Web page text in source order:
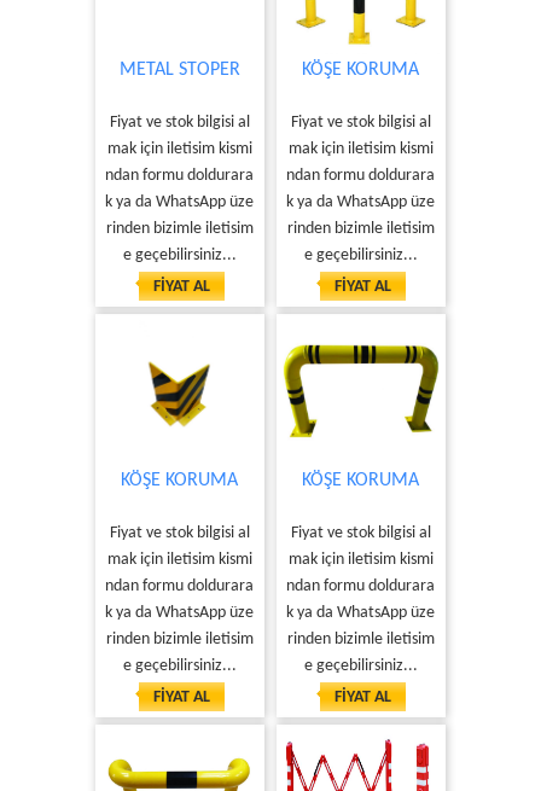
METAL STOPER
Fiyat ve stok bilgisi al
mak için iletisim kismi
ndan formu doldurara
k ya da WhatsApp üze
rinden bizimle iletisim
e geçebilirsiniz...
FİYAT AL
KÖŞE KORUMA
Fiyat ve stok bilgisi al
mak için iletisim kismi
ndan formu doldurara
k ya da WhatsApp üze
rinden bizimle iletisim
e geçebilirsiniz...
FİYAT AL
KÖŞE KORUMA
Fiyat ve stok bilgisi al
mak için iletisim kismi
ndan formu doldurara
k ya da WhatsApp üze
rinden bizimle iletisim
e geçebilirsiniz...
FİYAT AL
KÖŞE KORUMA
Fiyat ve stok bilgisi al
mak için iletisim kismi
ndan formu doldurara
k ya da WhatsApp üze
rinden bizimle iletisim
e geçebilirsiniz...
FİYAT AL